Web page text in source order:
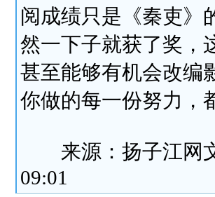
阅成绩只是《秦吏》
然一下子就获了奖，
甚至能够有机会改编
你做的每一份努力，
来源：扬子江网
09:01